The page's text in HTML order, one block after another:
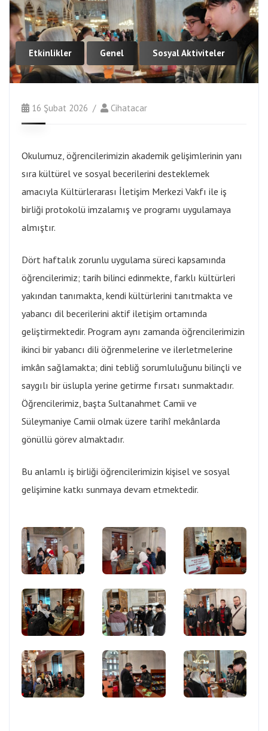
Etkinlikler Genel Sosyal Aktiviteler
16 Şubat 2026 Cihatacar
Okulumuz, öğrencilerimizin akademik gelişimlerinin yanı
sıra kültürel ve sosyal becerilerini desteklemek
amacıyla Kültürlerarası İletişim Merkezi Vakfı ile iş
birliği protokolü imzalamış ve programı uygulamaya
almıştır.
Dört haftalık zorunlu uygulama süreci kapsamında
öğrencilerimiz; tarih bilinci edinmekte, farklı kültürleri
yakından tanımakta, kendi kültürlerini tanıtmakta ve
yabancı dil becerilerini aktif iletişim ortamında
geliştirmektedir. Program aynı zamanda öğrencilerimizin
ikinci bir yabancı dili öğrenmelerine ve ilerletmelerine
imkân sağlamakta; dini tebliğ sorumluluğunu bilinçli ve
saygılı bir üslupla yerine getirme fırsatı sunmaktadır.
Öğrencilerimiz, başta Sultanahmet Camii ve
Süleymaniye Camii olmak üzere tarihî mekânlarda
gönüllü görev almaktadır.
Bu anlamlı iş birliği öğrencilerimizin kişisel ve sosyal
gelişimine katkı sunmaya devam etmektedir.